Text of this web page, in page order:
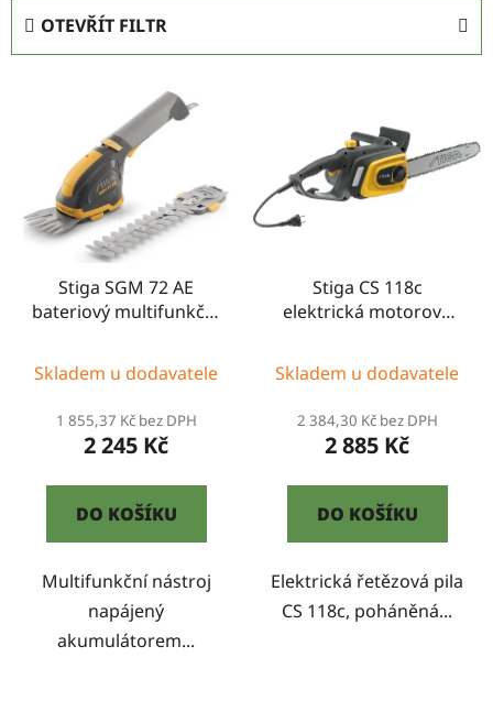
u
OTEVŘÍT FILTR
Stiga SGM 72 AE
bateriový multifunkční
Skladem u dodavatele
1 855,37 Kč bez DPH
2 245 Kč
DO KOŠÍKU
Multifunkční nástroj
napájený
akumulátorem...
Stiga CS 118c
elektrická motorová
Skladem u dodavatele
2 384,30 Kč bez DPH
2 885 Kč
DO KOŠÍKU
Elektrická řetězová pila
CS 118c, poháněná...